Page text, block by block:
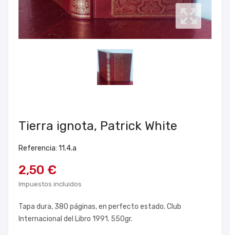
Tierra ignota, Patrick White
Referencia: 11.4.a
2,50 €
Impuestos incluidos
Tapa dura, 380 páginas, en perfecto estado. Club
Internacional del Libro 1991. 550gr.